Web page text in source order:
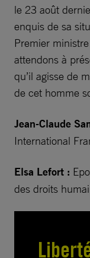
le 23 août
enquis de sa
Premier
attendons à
qu’il agisse de
de cet homme
Jean-Claude
International
Elsa Lefort :
des droits